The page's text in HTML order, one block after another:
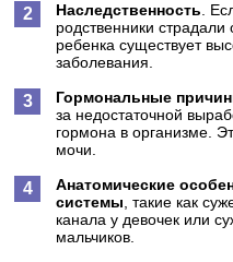
Наследственность .
родственники страдали
ребенка существует
заболевания.
Гормональные
за недостаточной
гормона в организме.
мочи.
Анатомические
системы , такие как
канала у девочек или
мальчиков.